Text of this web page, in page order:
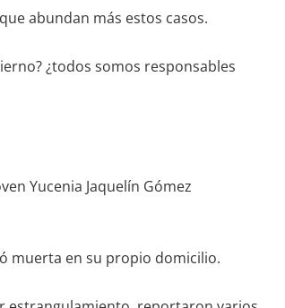
abundan más estos casos.
¿todos somos responsables
Yucenia Jaquelín Gómez
muerta en su propio domicilio.